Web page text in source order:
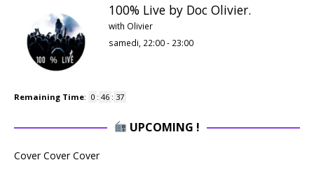
100% Live by Doc Olivier.
with Olivier
samedi, 22:00- 23:00
Remaining Time: 0 : 46 : 36
UPCOMING !
Cover Cover Cover